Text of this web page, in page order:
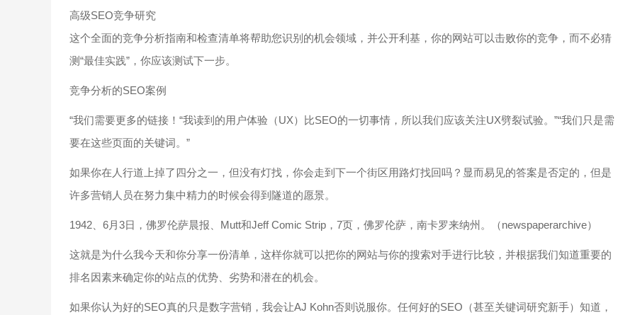
高级SEO竞争研究
这个全面的竞争分析指南和检查清单将帮助您识别的机会领域，并公开利基，你的网站可以击败你的竞争，而不必猜
测“最佳实践”，你应该测试下一步。
竞争分析的SEO案例
“我们需要更多的链接！“我读到的用户体验（UX）比SEO的一切事情，所以我们应该关注UX劈裂试验。”“我们只是需
要在这些页面的关键词。”
如果你在人行道上掉了四分之一，但没有灯找，你会走到下一个街区用路灯找回吗？显而易见的答案是否定的，但是
许多营销人员在努力集中精力的时候会得到隧道的愿景。
1942、6月3日，佛罗伦萨晨报、Mutt和Jeff Comic Strip，7页，佛罗伦萨，南卡罗来纳州。（newspaperarchive）
这就是为什么我今天和你分享一份清单，这样你就可以把你的网站与你的搜索对手进行比较，并根据我们知道重要的
排名因素来确定你的站点的优势、劣势和潜在的机会。
如果你认为好的SEO真的只是数字营销，我会让AJ Kohn否则说服你。任何好的SEO（甚至关键词研究新手）知道，